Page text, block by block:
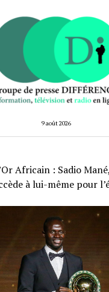
9 août 2026
Africain : Sadio
à lui-même pour